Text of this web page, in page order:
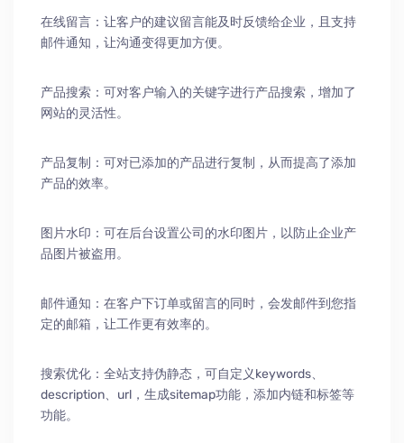
在线留言：让客户的建议留言能及时反馈给企业，且支持
邮件通知，让沟通变得更加方便。
产品搜索：可对客户输入的关键字进行产品搜索，增加了
网站的灵活性。
产品复制：可对已添加的产品进行复制，从而提高了添加
产品的效率。
图片水印：可在后台设置公司的水印图片，以防止企业产
品图片被盗用。
邮件通知：在客户下订单或留言的同时，会发邮件到您指
定的邮箱，让工作更有效率的。
搜索优化：全站支持伪静态，可自定义keywords、
description、url，生成sitemap功能，添加内链和标签等
功能。